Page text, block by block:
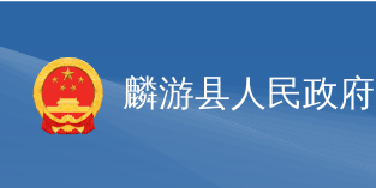
麟游县人民政府